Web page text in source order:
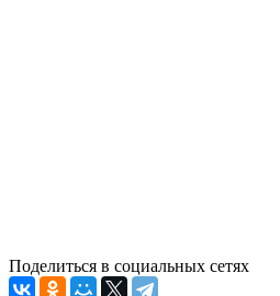
Поделиться в социальных сетях